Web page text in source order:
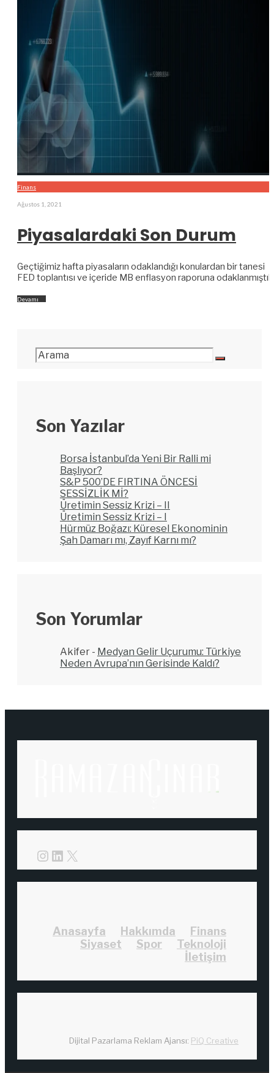
Finans
Ağustos 1, 2021
Piyasalardaki Son Durum
Geçtiğimiz hafta piyasaların odaklandığı konulardan bir tanesi
FED toplantısı ve içeride MB enflasyon raporuna
Devamı
Son Yazılar
Borsa İstanbul’da Yeni Bir Ralli mi
Başlıyor?
S&P 500’DE FIRTINA ÖNCESİ
SESSİZLİK Mİ?
Üretimin Sessiz Krizi – II
Üretimin Sessiz Krizi – I
Hürmüz Boğazı: Küresel Ekonominin
Şah Damarı mı, Zayıf Karnı mı?
Son Yorumlar
Akifer - Medyan Gelir Uçurumu: Türkiye
Neden Avrupa’nın Gerisinde Kaldı?
Instagram
LinkedIn
X
Anasayfa Hakkımda
Finans
Siyaset
Spor
Teknoloji
İletişim
Dijital Pazarlama Reklam Ajansı: PiQ Creative